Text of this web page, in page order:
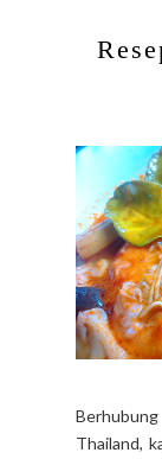
Thailand,